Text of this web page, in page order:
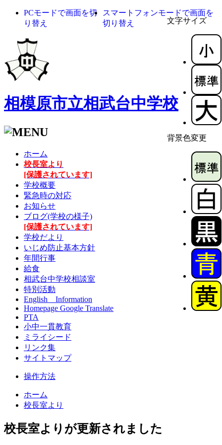
文字サイズ
背景色変更
PCモードで画面を切
り替え
スマートフォンモードで画面を
切り替え
相模原市立相武台中学校
ホーム
校長室より
[保護されています]
学校概要
緊急時の対応
お知らせ
ブログ(学校の様子)
[保護されています]
学校だより
いじめ防止基本方針
年間行事
給食
相武台中学校相談室
特別活動
English Information
Homepage Google Translate
PTA
小中一貫教育
ミライシード
リンク集
サイトマップ
操作方法
ホーム
校長室より
校長室よりが更新されました